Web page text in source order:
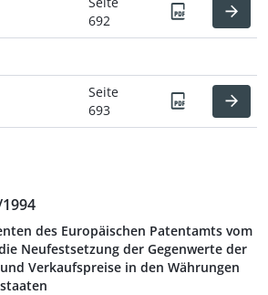
692
Seite
693
des Europäischen Patentamts vom
Neufestsetzung der Gegenwerte der
Verkaufspreise in den Währungen